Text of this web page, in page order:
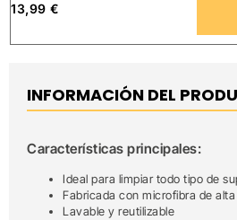
13,99 €
INFORMACIÓN DEL
Características principales:
Ideal para limpiar todo tipo de
Fabricada con microfibra de
Lavable y reutilizable